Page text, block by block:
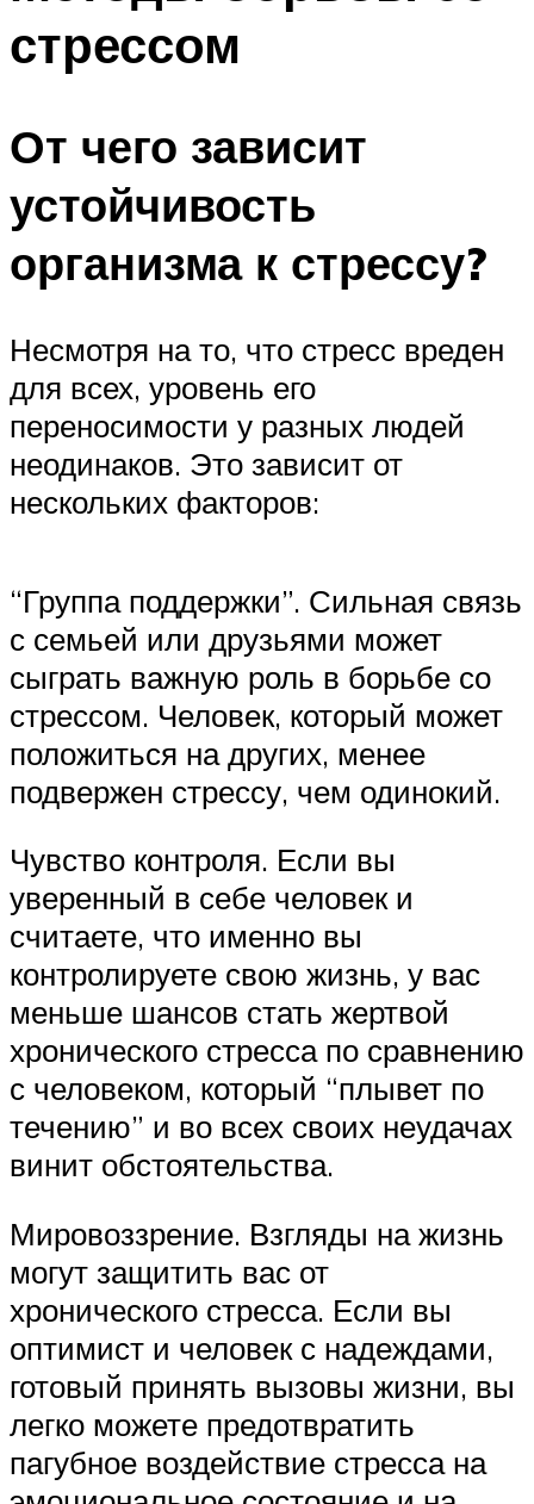
стрессом
От чего зависит
устойчивость
организма к стрессу?
Несмотря на то, что стресс вреден
для всех, уровень его
переносимости у разных людей
неодинаков. Это зависит от
нескольких факторов:
“Группа поддержки”. Сильная связь
с семьей или друзьями может
сыграть важную роль в борьбе со
стрессом. Человек, который может
положиться на других, менее
подвержен стрессу, чем одинокий.
Чувство контроля. Если вы
уверенный в себе человек и
считаете, что именно вы
контролируете свою жизнь, у вас
меньше шансов стать жертвой
хронического стресса по сравнению
с человеком, который “плывет по
течению” и во всех своих неудачах
винит обстоятельства.
Мировоззрение. Взгляды на жизнь
могут защитить вас от
хронического стресса. Если вы
оптимист и человек с надеждами,
готовый принять вызовы жизни, вы
легко можете предотвратить
пагубное воздействие стресса на